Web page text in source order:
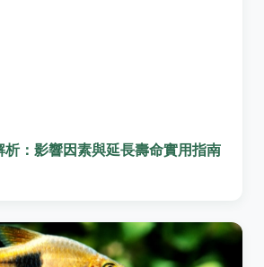
：影響因素與延長壽命實用指南